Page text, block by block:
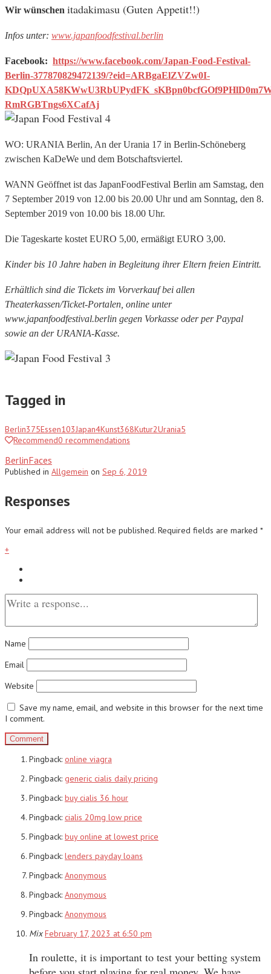
Wir wünschen itadakimasu (Guten Appetit!!)
Infos unter: www.japanfoodfestival.berlin
Facebook: https://www.facebook.com/Japan-Food-Festival-
Berlin-377870829472139/?eid=ARBgaElZVZw0I-
RmRGBTngs6XCafAj
WO: URANIA Berlin, An der Urania 17 in Berlin-Schöneberg
zwischen KaDeWe und dem Botschaftsviertel.
WANN Geöffnet ist das JapanFoodFestival Berlin am Samstag, den
7 September 2019 von 12.00 bis 20.00 Uhr und am Sonntag, den 8.
September 2019 von 10.00 bis 18.00 Uhr.
Die Tageskarte kostet EURO 5,00, ermäßigt EURO 3,00.
Kinder bis 10 Jahre haben in Begleitung ihrer Eltern freien Eintritt.
Erhältlich sind die Tickets im Vorverkauf bei allen
Theaterkassen/Ticket-Portalen, online unter
www.japanfoodfestival.berlin gegen Vorkasse oder per Paypal
sowie an der URANIA-Kasse.
Tagged in
Berlin375Essen103Japan4Kunst368Kutur2Urania5
Recommend0 recommendations
BerlinFaces
Published in Allgemein on Sep 6, 2019
Responses
Your email address will not be published. Required fields are marked *
+
Name
Email
Website
Save my name, email, and website in this browser for the next time
I comment.
Pingback: online viagra
Pingback: generic cialis daily pricing
Pingback: buy cialis 36 hour
Pingback: cialis 20mg low price
Pingback: buy online at lowest price
Pingback: lenders payday loans
Pingback: Anonymous
Pingback: Anonymous
Pingback: Anonymous
MixFebruary 17, 2023 at 6:50 pm
In roulette, it is important to test your betting system